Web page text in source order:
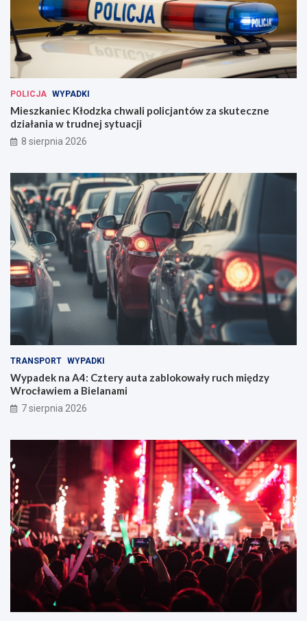
POLICJA WYPADKI
Mieszkaniec Kłodzka chwali policjantów za skuteczne
działania w trudnej sytuacji
8 sierpnia 2026
TRANSPORT WYPADKI
Wypadek na A4: Cztery auta zablokowały ruch między
Wrocławiem a Bielanami
7 sierpnia 2026